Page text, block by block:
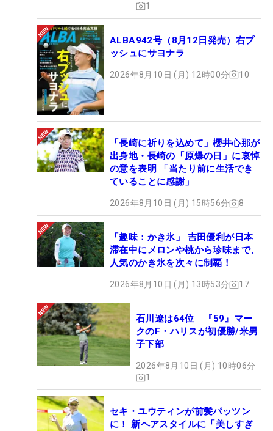
1
ALBA942号（8月12日発売）右プ
ッシュにサヨナラ
2026年8月10日 (月) 12時00分 10
「長崎に祈りを込めて」櫻井心那が
出身地・長崎の「原爆の日」に哀悼
の意を表明 「当たり前に生活でき
ていることに感謝」
2026年8月10日 (月) 15時56分 8
「趣味：かき氷」 吉田優利が日本
滞在中にメロンや桃から珍味まで、
人気のかき氷を次々に制覇！
2026年8月10日 (月) 13時53分 17
石川遼は64位 『59』マー
クのF・ハリスが初優勝/米男
子下部
2026年8月10日 (月) 10時06分
1
セキ・ユウティンが前髪パッツン
に！ 新ヘアスタイルに「美しすぎ